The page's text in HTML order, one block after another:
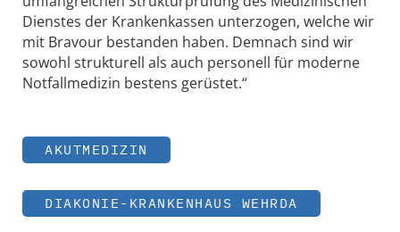
Dienstes der Krankenkassen unterzogen, welche wir
mit Bravour bestanden haben. Demnach sind wir
sowohl strukturell als auch personell für moderne
Notfallmedizin bestens gerüstet.“
AKUTMEDIZIN
DIAKONIE-KRANKENHAUS WEHRDA